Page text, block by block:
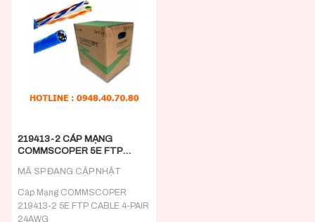
219413-2 CÁP MẠNG
COMMSCOPER 5E FTP
MÃ SP ĐANG CẬP NHẬT
Cáp Mạng COMMSCOPER
219413-2 5E FTP CABLE 4-PAIR
24AWG